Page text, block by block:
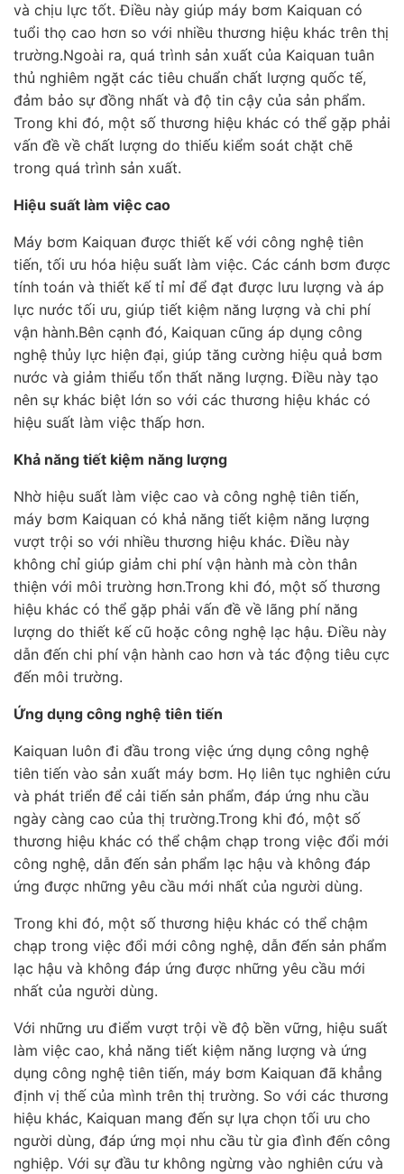
và chịu lực tốt. Điều này giúp máy bơm Kaiquan có
tuổi thọ cao hơn so với nhiều thương hiệu khác trên thị
trường.Ngoài ra, quá trình sản xuất của Kaiquan tuân
thủ nghiêm ngặt các tiêu chuẩn chất lượng quốc tế,
đảm bảo sự đồng nhất và độ tin cậy của sản phẩm.
Trong khi đó, một số thương hiệu khác có thể gặp phải
vấn đề về chất lượng do thiếu kiểm soát chặt chẽ
trong quá trình sản xuất.
Hiệu suất làm việc cao
Máy bơm Kaiquan được thiết kế với công nghệ tiên
tiến, tối ưu hóa hiệu suất làm việc. Các cánh bơm được
tính toán và thiết kế tỉ mỉ để đạt được lưu lượng và áp
lực nước tối ưu, giúp tiết kiệm năng lượng và chi phí
vận hành.Bên cạnh đó, Kaiquan cũng áp dụng công
nghệ thủy lực hiện đại, giúp tăng cường hiệu quả bơm
nước và giảm thiểu tổn thất năng lượng. Điều này tạo
nên sự khác biệt lớn so với các thương hiệu khác có
hiệu suất làm việc thấp hơn.
Khả năng tiết kiệm năng lượng
Nhờ hiệu suất làm việc cao và công nghệ tiên tiến,
máy bơm Kaiquan có khả năng tiết kiệm năng lượng
vượt trội so với nhiều thương hiệu khác. Điều này
không chỉ giúp giảm chi phí vận hành mà còn thân
thiện với môi trường hơn.Trong khi đó, một số thương
hiệu khác có thể gặp phải vấn đề về lãng phí năng
lượng do thiết kế cũ hoặc công nghệ lạc hậu. Điều này
dẫn đến chi phí vận hành cao hơn và tác động tiêu cực
đến môi trường.
Ứng dụng công nghệ tiên tiến
Kaiquan luôn đi đầu trong việc ứng dụng công nghệ
tiên tiến vào sản xuất máy bơm. Họ liên tục nghiên cứu
và phát triển để cải tiến sản phẩm, đáp ứng nhu cầu
ngày càng cao của thị trường.Trong khi đó, một số
thương hiệu khác có thể chậm chạp trong việc đổi mới
công nghệ, dẫn đến sản phẩm lạc hậu và không đáp
ứng được những yêu cầu mới nhất của người dùng.
Trong khi đó, một số thương hiệu khác có thể chậm
chạp trong việc đổi mới công nghệ, dẫn đến sản phẩm
lạc hậu và không đáp ứng được những yêu cầu mới
nhất của người dùng.
Với những ưu điểm vượt trội về độ bền vững, hiệu suất
làm việc cao, khả năng tiết kiệm năng lượng và ứng
dụng công nghệ tiên tiến, máy bơm Kaiquan đã khẳng
định vị thế của mình trên thị trường. So với các thương
hiệu khác, Kaiquan mang đến sự lựa chọn tối ưu cho
người dùng, đáp ứng mọi nhu cầu từ gia đình đến công
nghiệp. Với sự đầu tư không ngừng vào nghiên cứu và